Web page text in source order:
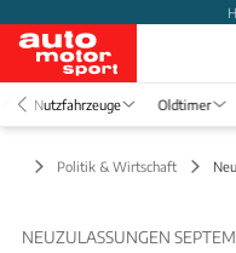
Nutzfahrzeuge Oldtimer
Politik & Wirtschaft
NEUZULASSUNGEN